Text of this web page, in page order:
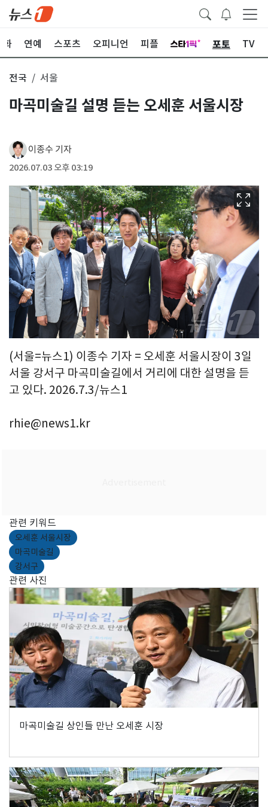
화 연예 스포츠 오피니언 피플 포토 TV
전국 서울
마곡미술길 설명 듣는 오세훈 서울시장
이종수 기자
2026.07.03 오후 03:19
(서울=뉴스1) 이종수 기자 = 오세훈 서울시장이 3일
서울 강서구 마곡미술길에서 거리에 대한 설명을 듣
고 있다. 2026.7.3/뉴스1
rhie@news1.kr
관련 키워드
오세훈 서울시장
마곡미술길
강서구
관련 사진
마곡미술길 상인들 만난 오세훈 시장